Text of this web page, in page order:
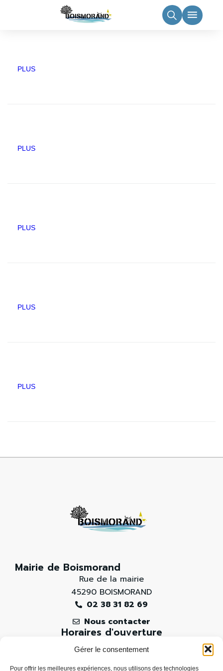
Gérer le consentement
Pour offrir les meilleures expériences, nous utilisons des technologies
PLUS
PLUS
PLUS
PLUS
PLUS
Mairie de Boismorand
Rue de la mairie
45290 BOISMORAND
02 38 31 82 69
Nous contacter
Horaires d'ouverture
Mme PRESSOIR Christelle vous accueille: